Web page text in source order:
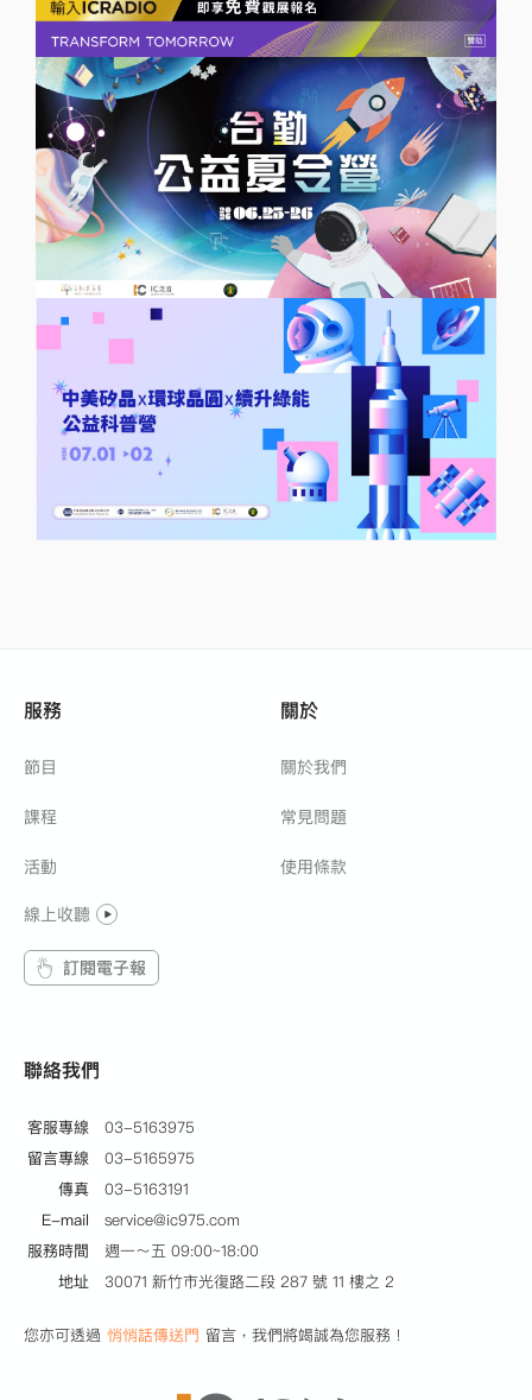
服務
節目
課程
活動
線上收聽
訂閱電子報
關於
關於我們
常見問題
使用條款
聯絡我們
客服專線
03-5163975
留言專線
03-5165975
傳真
03-5163191
E-mail
service@ic975.com
服務時間
週一～五 09:00~18:00
地址
30071 新竹市光復路二段 287 號 11 樓之 2
您亦可透過 悄悄話傳送門 留言，我們將竭誠為您服務！